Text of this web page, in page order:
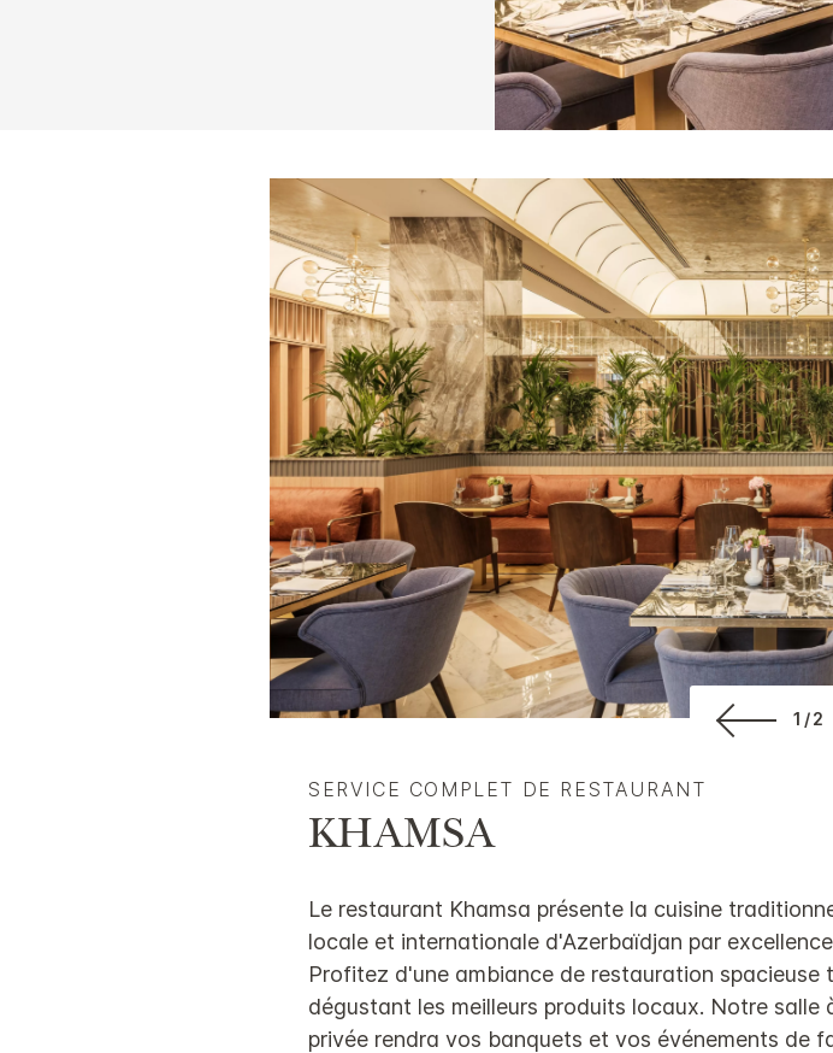
1/2
SERVICE COMPLET DE RESTAURANT
KHAMSA
Le restaurant Khamsa présente la cuisine
locale et internationale d'Azerbaïdjan par
Profitez d'une ambiance de restauration spacieuse
dégustant les meilleurs produits locaux. Notre salle
privée rendra vos banquets et vos événements de